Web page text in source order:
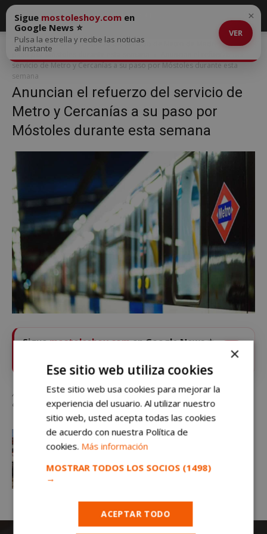
Inicio
Anuncian el refuerzo del servicio de Metro de Madrid a su
paso por Móstoles durante esta semana
servicio de Metro y Cercanías a su paso por Móstoles durante esta
semana
Anuncian el refuerzo del servicio de
Metro y Cercanías a su paso por
Móstoles durante esta semana
Sigue mostoleshoy.com en
Google News ⭐
Pulsa la estrella y recibe las noticias
al instante
VER
×
Siguemostoleshoy.comen Google News ⭐
VER
Anuncian el refuerzo del servicio de Metro y Cercanías a su paso por Móstoles
durante esta semana
×
Ese sitio web utiliza cookies
Este sitio web usa cookies para mejorar la
experiencia del usuario. Al utilizar nuestro
sitio web, usted acepta todas las cookies
de acuerdo con nuestra Política de
cookies. Más información
MOSTRAR TODOS LOS SOCIOS (1498)
→
ACEPTAR TODO